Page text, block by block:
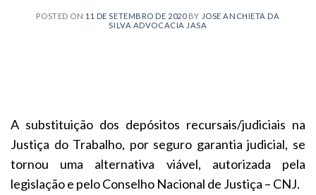
POSTED ON 11 DE SETEMBRO DE 2020BY JOSE ANCHIETA DA
SILVA ADVOCACIA JASA
A substituição dos depósitos recursais/judiciais na
Justiça do Trabalho, por seguro garantia judicial, se
tornou uma alternativa viável, autorizada pela
legislação e pelo Conselho Nacional de Justiça – CNJ.